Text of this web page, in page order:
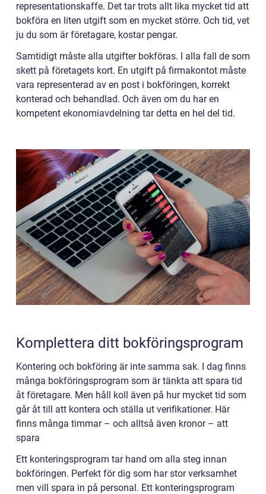
representationskaffe. Det tar trots allt lika mycket tid att
bokföra en liten utgift som en mycket större. Och tid, vet
ju du som är företagare, kostar pengar.
Samtidigt måste alla utgifter bokföras. I alla fall de som
skett på företagets kort. En utgift på firmakontot måste
vara representerad av en post i bokföringen, korrekt
konterad och behandlad. Och även om du har en
kompetent ekonomiavdelning tar detta en hel del tid.
Komplettera ditt bokföringsprogram
Kontering och bokföring är inte samma sak. I dag finns
många bokföringsprogram som är tänkta att spara tid
åt företagare. Men håll koll även på hur mycket tid som
går åt till att kontera och ställa ut verifikationer. Här
finns många timmar – och alltså även kronor – att
spara
Ett konteringsprogram tar hand om alla steg innan
bokföringen. Perfekt för dig som har stor verksamhet
men vill spara in på personal. Ett konteringsprogram